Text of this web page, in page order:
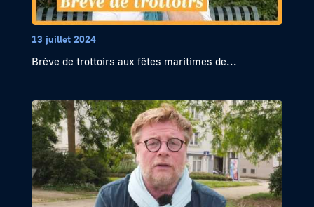
13 juillet 2024
Brève de trottoirs aux fêtes maritimes de...